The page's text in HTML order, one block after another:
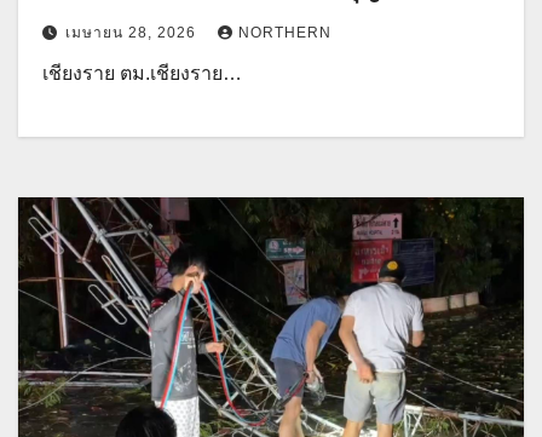
เกินกำหนด
เมษายน 28, 2026 NORTHERN
เชียงราย ตม.เชียงราย…